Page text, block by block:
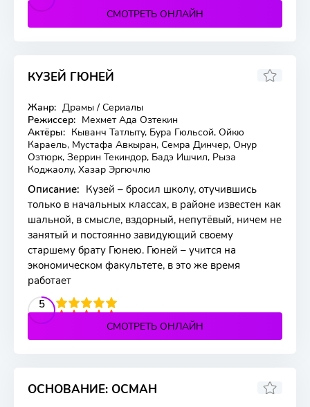
СМОТРЕТЬ ОНЛАЙН
КУЗЕЙ ГЮНЕЙ
80 серия
Жанр: Драмы / Сериалы
Режиссер: Мехмет Ада Озтекин
Актёры: Кыванч Татлыту, Бура Гюльсой, Ойкю
Караель, Мустафа Авкыран, Семра Динчер, Онур
Озтюрк, Зеррин Текиндор, Бадэ Ишчил, Рыза
Коджаолу, Хазар Эргючлю
Описание: Кузей – бросил школу, отучившись
только в начальных классах, в районе известен как
шальной, в смысле, вздорный, непутёвый, ничем не
занятый и постоянно завидующий своему
старшему брату Гюнею. Гюней – учится на
экономическом факультете, в это же время
работает
5
4 5
СМОТРЕТЬ ОНЛАЙН
ОСНОВАНИЕ: ОСМАН
8.346